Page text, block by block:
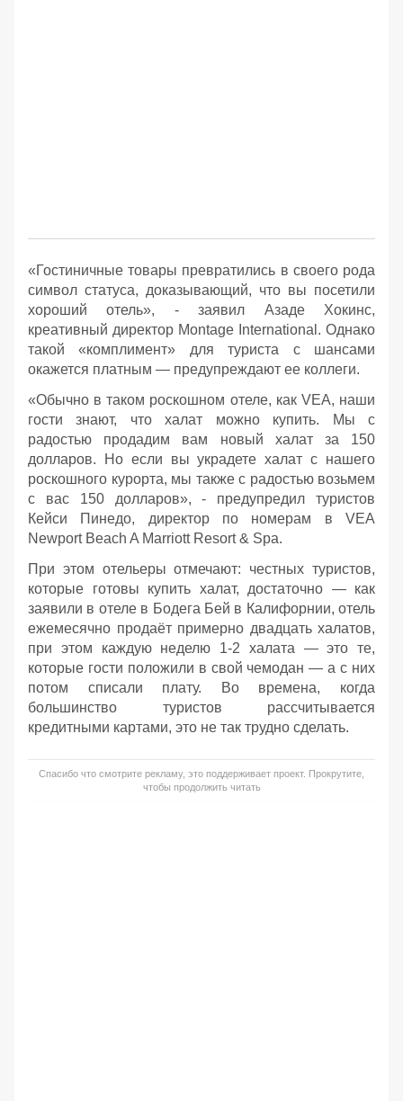
«Гостиничные товары превратились в своего рода
символ статуса, доказывающий, что вы посетили
хороший отель», - заявил Азаде Хокинс,
креативный директор Montage International. Однако
такой «комплимент» для туриста с шансами
окажется платным — предупреждают ее коллеги.
«Обычно в таком роскошном отеле, как VEA, наши
гости знают, что халат можно купить. Мы с
радостью продадим вам новый халат за 150
долларов. Но если вы украдете халат с нашего
роскошного курорта, мы также с радостью возьмем
с вас 150 долларов», - предупредил туристов
Кейси Пинедо, директор по номерам в VEA
Newport Beach A Marriott Resort & Spa.
При этом отельеры отмечают: честных туристов,
которые готовы купить халат, достаточно — как
заявили в отеле в Бодега Бей в Калифорнии, отель
ежемесячно продаёт примерно двадцать халатов,
при этом каждую неделю 1-2 халата — это те,
которые гости положили в свой чемодан — а с них
потом списали плату. Во времена, когда
большинство туристов рассчитывается
кредитными картами, это не так трудно сделать.
Спасибо что смотрите рекламу, это поддерживает проект. Прокрутите,
чтобы продолжить читать